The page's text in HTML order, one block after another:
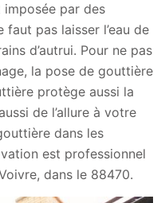
imposée par des
pas laisser l’eau de
d’autrui. Pour ne pas
la pose de gouttière
protège aussi la
de l’allure à votre
dans les
est professionnel
dans le 88470.